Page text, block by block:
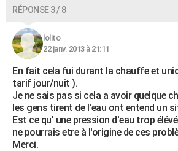
RÉPONSE 3 / 8
lolito
22 janv. 2013 à 21:11
En fait cela fui durant la chauffe et
tarif jour/nuit ).
Je ne sais pas si cela a avoir quelque
les gens tirent de l'eau ont entend un
Est ce qu' une pression d'eau trop
ne pourrais etre à l'origine de ces
Merci.